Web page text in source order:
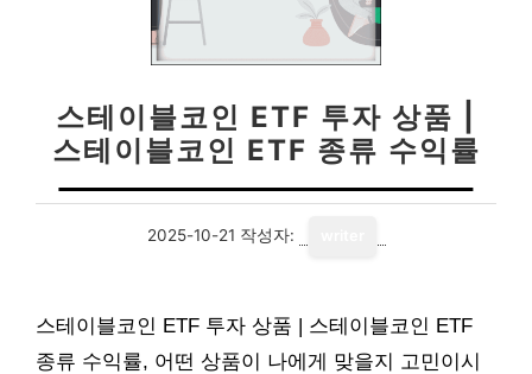
스테이블코인 ETF 투자 상품 |
스테이블코인 ETF 종류 수익률
2025-10-21 작성자:
스테이블코인 ETF 투자 상품 | 스테이블코인 ETF
종류 수익률, 어떤 상품이 나에게 맞을지 고민이시